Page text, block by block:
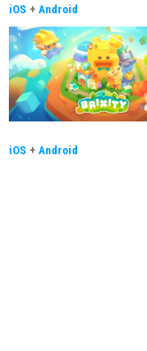
iOS + Android
iOS + Android